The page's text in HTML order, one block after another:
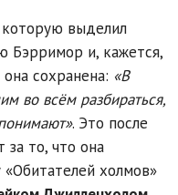
выделил
Бэрримор и, кажется,
сохранена: «В
во всём разбираться,
. Это после
за то, что она
холмов»